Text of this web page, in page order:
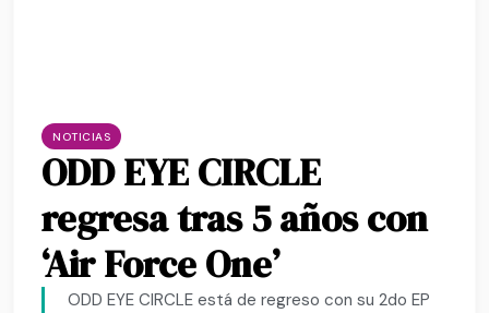
NOTICIAS
ODD EYE CIRCLE
regresa tras 5 años con
‘Air Force One’
ODD EYE CIRCLE está de regreso con su 2do EP